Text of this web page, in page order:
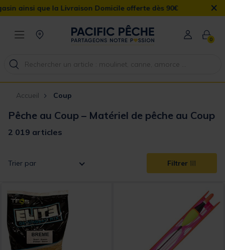
Domicile offerte dès 90€ ×
0
Accueil Coup
Pêche au Coup – Matériel de pêche au Coup
2 019 articles
Trier par Filtrer